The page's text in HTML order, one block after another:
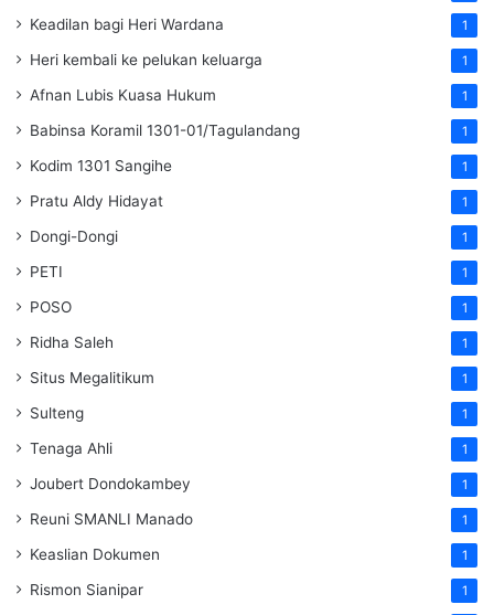
Keadilan bagi Heri Wardana 1
Heri kembali ke pelukan keluarga 1
Afnan Lubis Kuasa Hukum 1
Babinsa Koramil 1301-01/Tagulandang 1
Kodim 1301 Sangihe 1
Pratu Aldy Hidayat 1
Dongi-Dongi 1
PETI 1
POSO 1
Ridha Saleh 1
Situs Megalitikum 1
Sulteng 1
Tenaga Ahli 1
Joubert Dondokambey 1
Reuni SMANLI Manado 1
Keaslian Dokumen 1
Rismon Sianipar 1